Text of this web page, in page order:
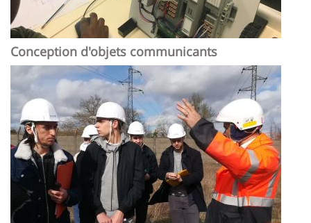
Conception d'objets communicants
Image